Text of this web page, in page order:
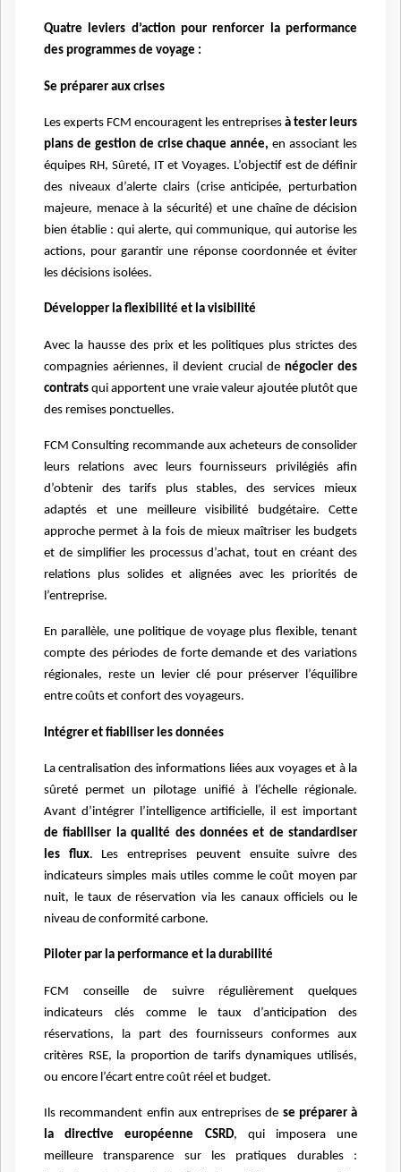
Quatre leviers d’action pour renforcer la performance
des programmes de voyage :
Se préparer aux crises
Les experts FCM encouragent les entreprises à tester leurs
plans de gestion de crise chaque année, en associant les
équipes RH, Sûreté, IT et Voyages. L’objectif est de définir
des niveaux d’alerte clairs (crise anticipée, perturbation
majeure, menace à la sécurité) et une chaîne de décision
bien établie : qui alerte, qui communique, qui autorise les
actions, pour garantir une réponse coordonnée et éviter
les décisions isolées.
Développer la flexibilité et la visibilité
Avec la hausse des prix et les politiques plus strictes des
compagnies aériennes, il devient crucial de négocier des
contrats qui apportent une vraie valeur ajoutée plutôt que
des remises ponctuelles.
FCM Consulting recommande aux acheteurs de consolider
leurs relations avec leurs fournisseurs privilégiés afin
d’obtenir des tarifs plus stables, des services mieux
adaptés et une meilleure visibilité budgétaire. Cette
approche permet à la fois de mieux maîtriser les budgets
et de simplifier les processus d’achat, tout en créant des
relations plus solides et alignées avec les priorités de
l’entreprise.
En parallèle, une politique de voyage plus flexible, tenant
compte des périodes de forte demande et des variations
régionales, reste un levier clé pour préserver l’équilibre
entre coûts et confort des voyageurs.
Intégrer et fiabiliser les données
La centralisation des informations liées aux voyages et à la
sûreté permet un pilotage unifié à l’échelle régionale.
Avant d’intégrer l’intelligence artificielle, il est important
de fiabiliser la qualité des données et de standardiser
les flux. Les entreprises peuvent ensuite suivre des
indicateurs simples mais utiles comme le coût moyen par
nuit, le taux de réservation via les canaux officiels ou le
niveau de conformité carbone.
Piloter par la performance et la durabilité
FCM conseille de suivre régulièrement quelques
indicateurs clés comme le taux d’anticipation des
réservations, la part des fournisseurs conformes aux
critères RSE, la proportion de tarifs dynamiques utilisés,
ou encore l’écart entre coût réel et budget.
Ils recommandent enfin aux entreprises de se préparer à
la directive européenne CSRD, qui imposera une
meilleure transparence sur les pratiques durables :